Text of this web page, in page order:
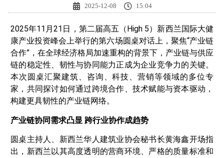
2025-12-08 15:04
2025年11月21日，第二届高五（High 5）新西兰国际大健
康产业投资峰会上举行的第六场圆桌对话上，聚焦“产业链
合作”，在全球经济格局加速重构的背景下，产业链与供应
链的稳定性、韧性与协同能力正成为企业竞争力的关键。
本次圆桌汇聚建筑、咨询、科技、营销等领域的多位专
家，共同探讨如何通过跨境合作、技术赋能与资本驱动，
构建更具韧性的产业链网络。
产业链协同需求凸显 跨行业协作成趋势
圆桌主持人、新西兰华人建筑业协会秘书长黄海鑫开场指
出，新西兰以其高度透明的营商环境、严格的质量标准和